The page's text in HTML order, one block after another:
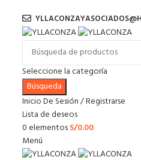
Seleccione la categoría
Búsqueda
Inicio De Sesión / Registrarse
Lista de deseos
0elementosS/0.00
Menú